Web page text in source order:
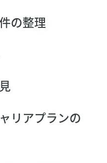
の整理
リアプランの